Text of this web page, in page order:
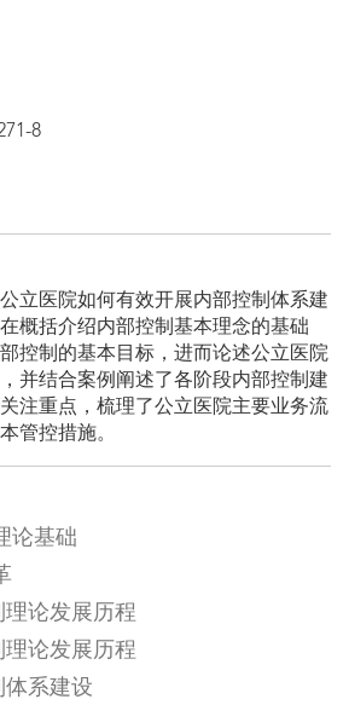
8
立医院如何有效开展内部控制体系建
概括介绍内部控制基本理念的基础
控制的基本目标，进而论述公立医院
并结合案例阐述了各阶段内部控制建
注重点，梳理了公立医院主要业务流
管控措施。
论基础
论发展历程
论发展历程
体系建设